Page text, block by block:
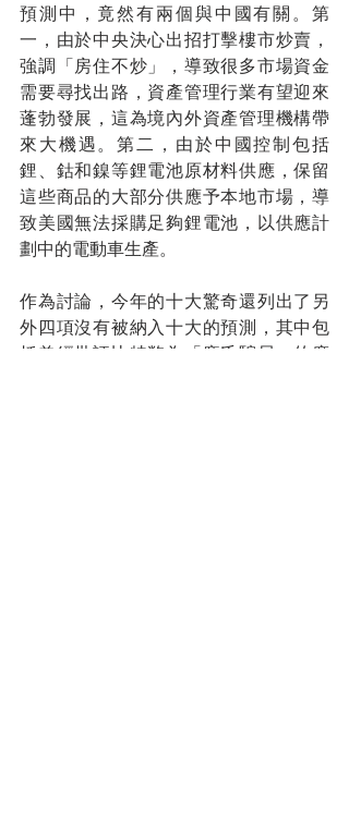
預測中，竟然有兩個與中國有關。第
一，由於中央決心出招打擊樓市炒賣，
強調「房住不炒」，導致很多市場資金
需要尋找出路，資產管理行業有望迎來
蓬勃發展，這為境內外資產管理機構帶
來大機遇。第二，由於中國控制包括
鋰、鈷和鎳等鋰電池原材料供應，保留
這些商品的大部分供應予本地市場，導
致美國無法採購足夠鋰電池，以供應計
劃中的電動車生產。
作為討論，今年的十大驚奇還列出了另
外四項沒有被納入十大的預測，其中包
括曾經批評比特幣為「龐氏騙局」的摩